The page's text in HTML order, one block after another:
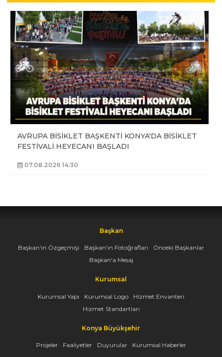
BAŞKAN ALTAY: “GENÇ KOMEK VE
BİLGEHANELERDE 30 BİN ÖĞRENCİMİZ YAZ
Başkan
Başkan'ın Özgeçmişi Başkan'ın Fotoğrafları
Önceki Başkanlar
Başkan'a Mesaj
Kurumsal
Kurumsal Yapı Kurumsal Logo
Hizmet Envanteri
Hizmet Standartları
Konya Büyükşehir
Projeler Faaliyetler Duyurular Kurumsal Haberler